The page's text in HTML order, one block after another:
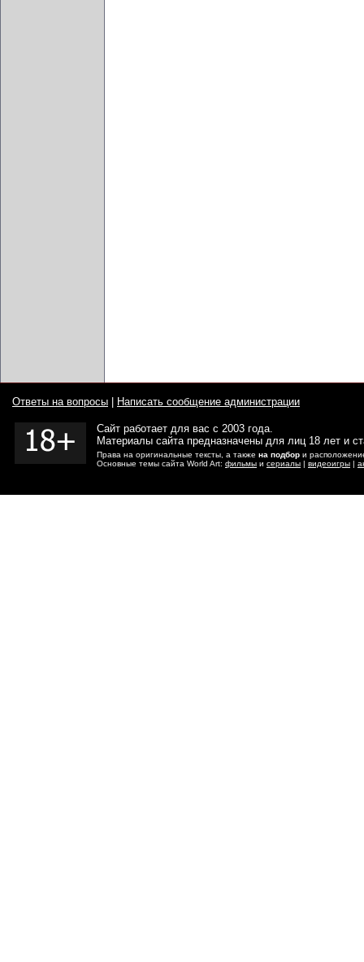
Ответы на вопросы Написать сообщение администрации
Сайт работает для вас с 2003 года.
Материалы сайта предназначены для лиц 18 лет и
Права на оригинальные тексты, а также на подбор и
Основные темы сайта World Art: фильмы и сериалы | видеоигры |